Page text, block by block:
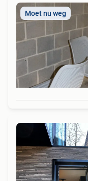
Moet nu weg